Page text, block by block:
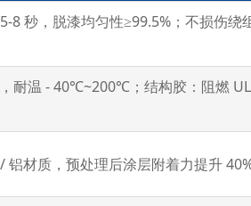
秒，脱漆均匀性≥99.5%；不损伤绕
耐温 - 40℃~200℃；结构胶：阻燃
材质，预处理后涂层附着力提升